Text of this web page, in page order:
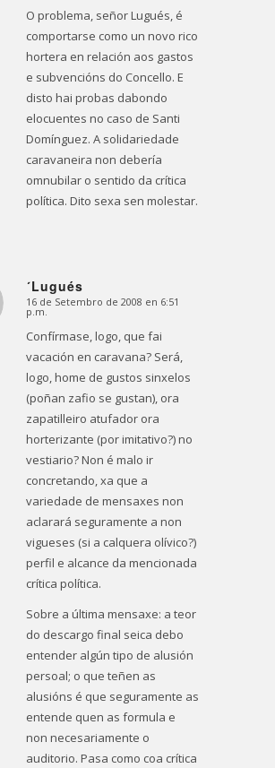
O problema, señor Lugués, é
comportarse como un novo rico
hortera en relación aos gastos
e subvencións do Concello. E
disto hai probas dabondo
elocuentes no caso de Santi
Domínguez. A solidariedade
caravaneira non debería
omnubilar o sentido da crítica
política. Dito sexa sen molestar.
´Lugués
Dice:
16 de Setembro de 2008 en 6:51
p.m.
Confírmase, logo, que fai
vacación en caravana? Será,
logo, home de gustos sinxelos
(poñan zafio se gustan), ora
zapatilleiro atufador ora
horterizante (por imitativo?) no
vestiario? Non é malo ir
concretando, xa que a
variedade de mensaxes non
aclarará seguramente a non
vigueses (si a calquera olívico?)
perfil e alcance da mencionada
crítica política.
Sobre a última mensaxe: a teor
do descargo final seica debo
entender algún tipo de alusión
persoal; o que teñen as
alusións é que seguramente as
entende quen as formula e
non necesariamente o
auditorio. Pasa como coa crítica